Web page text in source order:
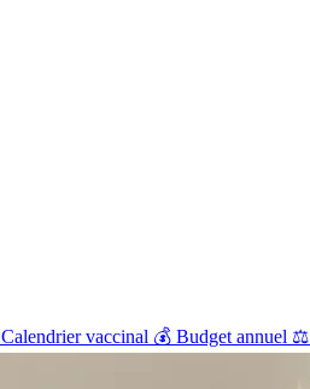
Calendrier vaccinal 💰 Budget annuel ⚖️